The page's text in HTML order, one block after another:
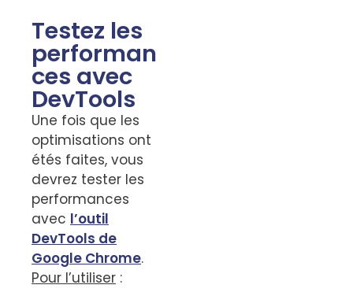
Testez les
performan
ces avec
DevTools
Une fois que les
optimisations ont
étés faites, vous
devrez tester les
performances
avec l’outil
DevTools de
Google Chrome.
Pour l’utiliser :